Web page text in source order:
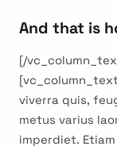
And that is
[/
viverra quis,
metus varius
imperdiet.